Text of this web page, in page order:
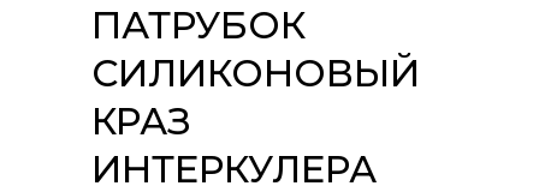
ПАТРУБОК
СИЛИКОНОВЫЙ
КРАЗ
ИНТЕРКУЛЕРА